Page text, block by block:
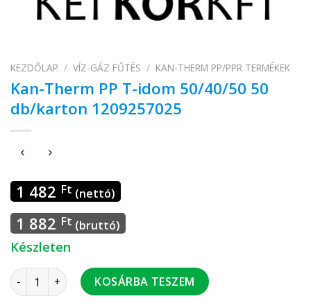
KEZDŐLAP / VÍZ-GÁZ FŰTÉS / KAN-THERM PP/PPR TERMÉKEK
Kan-Therm PP T-idom 50/40/50 50
db/karton 1209257025
1 482 Ft (nettó)
1 882 Ft (bruttó)
Készleten
Kan-Therm PP T-idom 50/40/50 50 db/karton 1209257025
KOSÁRBA TESZEM